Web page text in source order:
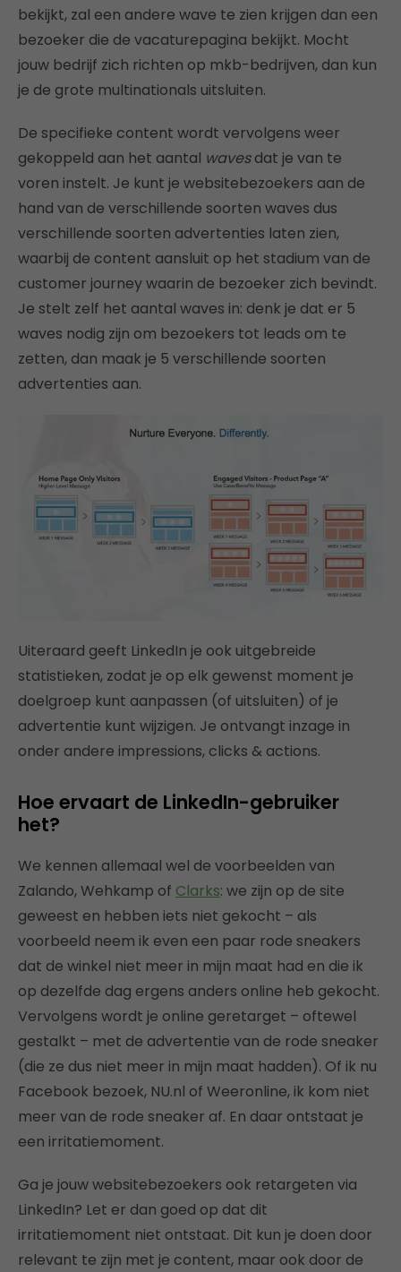
bekijkt, zal een andere wave te zien krijgen dan een
bezoeker die de vacaturepagina bekijkt. Mocht
jouw bedrijf zich richten op mkb-bedrijven, dan kun
je de grote multinationals uitsluiten.
De specifieke content wordt vervolgens weer
gekoppeld aan het aantal wavesdat je van te
voren instelt. Je kunt je websitebezoekers aan de
hand van de verschillende soorten waves dus
verschillende soorten advertenties laten zien,
waarbij de content aansluit op het stadium van de
customer journey waarin de bezoeker zich bevindt.
Je stelt zelf het aantal waves in: denk je dat er 5
waves nodig zijn om bezoekers tot leads om te
zetten, dan maak je 5 verschillende soorten
advertenties aan.
Uiteraard geeft LinkedIn je ook uitgebreide
statistieken, zodat je op elk gewenst moment je
doelgroep kunt aanpassen (of uitsluiten) of je
advertentie kunt wijzigen. Je ontvangt inzage in
onder andere impressions, clicks & actions.
Hoe ervaart de LinkedIn-gebruiker
het?
We kennen allemaal wel de voorbeelden van
Zalando, Wehkamp of Clarks: we zijn op de site
geweest en hebben iets niet gekocht – als
voorbeeld neem ik even een paar rode sneakers
dat de winkel niet meer in mijn maat had en die ik
op dezelfde dag ergens anders online heb gekocht.
Vervolgens wordt je online geretarget – oftewel
gestalkt – met de advertentie van de rode sneaker
(die ze dus niet meer in mijn maat hadden). Of ik nu
Facebook bezoek, NU.nl of Weeronline, ik kom niet
meer van de rode sneaker af. En daar ontstaat je
een irritatiemoment.
Ga je jouw websitebezoekers ook retargeten via
LinkedIn? Let er dan goed op dat dit
irritatiemoment niet ontstaat. Dit kun je doen door
relevant te zijn met je content, maar ook door de